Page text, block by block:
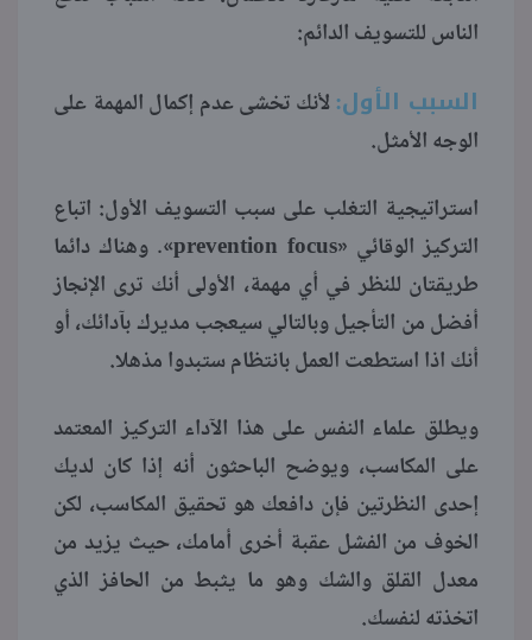
الناس للتسويف الدائم:
السبب الأول:لأنك تخشى عدم إكمال المهمة على
الوجه الأمثل.
استراتيجية التغلب على سبب التسويف الأول: اتباع
التركيز الوقائي «prevention focus». وهناك دائما
طريقتان للنظر في أي مهمة، الأولى أنك ترى الإنجاز
أفضل من التأجيل وبالتالي سيعجب مديرك بآدائك، أو
أنك اذا استطعت العمل بانتظام ستبدوا مذهلا.
ويطلق علماء النفس على هذا الآداء التركيز المعتمد
على المكاسب، ويوضح الباحثون أنه إذا كان لديك
إحدى النظرتين فإن دافعك هو تحقيق المكاسب، لكن
الخوف من الفشل عقبة أخرى أمامك، حيث يزيد من
معدل القلق والشك وهو ما يثبط من الحافز الذي
اتخذته لنفسك.